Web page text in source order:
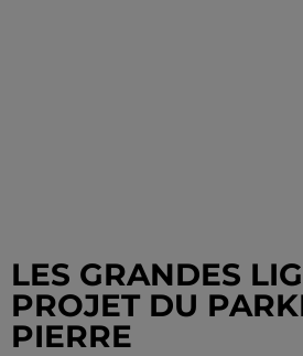
LES GRANDES
PROJET DU
PIERRE